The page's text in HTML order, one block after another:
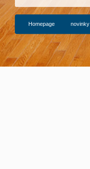
Homepage novinky